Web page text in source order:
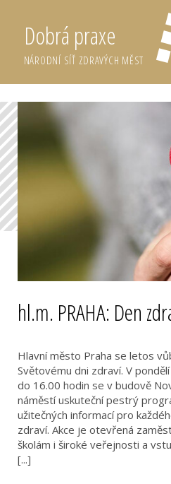
Dobrá praxe
NÁRODNÍ SÍŤ ZDRAVÝCH MĚST
hl.m. PRAHA: Den
Hlavní město Praha se letos
Světovému dni zdraví. V
do 16.00 hodin se v budově
náměstí uskuteční pestrý
užitečných informací pro
zdraví. Akce je otevřená
školám i široké veřejnosti a
[...]